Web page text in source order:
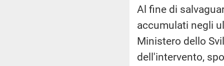
Al fine di
accumulati negli
Ministero dello
dell'intervento,